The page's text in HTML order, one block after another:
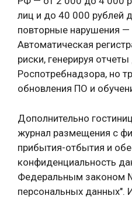
лиц и до 40 000 рублей
повторные нарушения
Автоматическая
риски, генерируя
Роспотребнадзора, но
обновления ПО и
Дополнительно
журнал размещения с
прибытия-отбытия и
конфиденциальность
Федеральным законом
персональных данных".